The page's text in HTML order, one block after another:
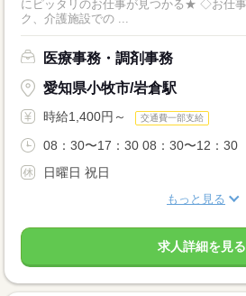
にピッタリのお仕事が見つかる★ ◇お仕事内容◇ 病院やクリニッ
ク、介護施設での ...
医療事務・調剤事務
愛知県小牧市/岩倉駅
時給1,400円～ 交通費一部支給
08：30〜17：30 08：30〜12：30
日曜日 祝日
もっと見る
求人詳細を見る